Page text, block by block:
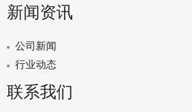
新闻资讯
公司新闻
行业动态
联系我们